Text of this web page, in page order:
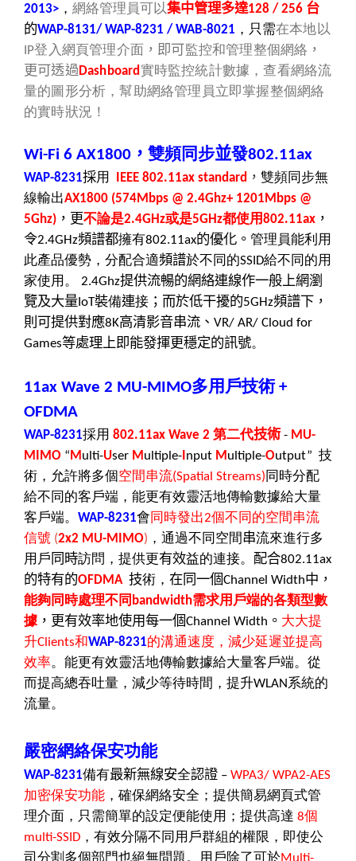
2013> ， 網絡管理員可以集中管理多達128 / 256 台
的WAP-8131/ WAP-8231 / WAB-8021 ，只需在本地以
IP登入網頁管理介面 ，即可 監控和管理整個網絡 ，
更可透過 Dashboard實時監控統計數據，查看網絡流
量的圖形分析，幫助網絡管理員立即掌握整個網絡
的實時狀況！
Wi-Fi 6 AX1800 ， 雙頻同步並發802.11ax
WAP-8231採用 IEEE 802.11ax standard ， 雙頻同步無
線輸出AX1800 (574Mbps @ 2.4Ghz+ 1201Mbps @
5Ghz) ，更不論是2.4GHz或是5GHz都使用802.11ax ，
令2.4GHz頻譜都擁有802.11ax的優化。 管理員能利用
此產品優勢，分配合適頻譜於不同的SSID給不同的用
家使用。
2.4Ghz提供流暢的網絡連線作一般上網瀏
覽及大量 IoT裝備連接 ；而於低干擾的5GHz頻譜下，
則可提供對應8K高清影音串流、 VR/ AR/ Cloud for
Games等處理上即能發揮更穩定的訊號。
11ax Wave 2 MU-MIMO多用戶技術+
OFDMA
WAP-8231採用 802.11ax Wave 2 第二代技術 - MU-
MIMO “ M ulti-User M ultiple- nput M ultiple-Output” 技
術，允許將多個 空間串流(Spatial Streams) 同時分配
給不同的客戶端，能更有效靈活地傳輸數據給大量
客戶端。 WAP-8231會 同時發出2個不同的空間串流
信號 (2x2 MU-MIMO) ， 通過不同空間串流來進行多
用戶 同時訪問，提供更 有效益的連接。 配合802.11ax
的特有的OFDMA 技術， 在同一個Channel Width中，
能夠同時處理不同 bandwidth需求用戶端的各類型數
據，更有效率地使用每一個Channel Width 。 大大提
升Clients和WAP-8231的溝通速度，減少延遲並提高
效率。能更有效靈活地傳輸數據給大量客戶端。從
而提高總吞吐量，減少等待時間，提升WLAN系統的
流量。
嚴密網絡保安功能
WAP-8231備有最新無線安全認證 – WPA3/ WPA2-AES
加密保安功能 ，確保網絡安全；提供簡易網頁式管
理介面，只需簡單的設定便能使用；提供高達 8個
multi-SSID ，有效分隔不同用戶群組的權限，即使公
司分割多個部門也絕無問題。用戶除了可於